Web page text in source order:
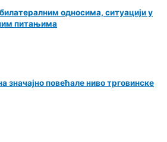
односима, ситуацији у
питањима
значајно повећале ниво трговинске